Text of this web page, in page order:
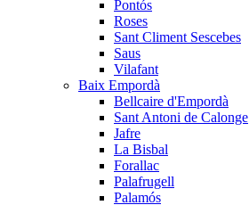
Pontós
Roses
Sant Climent Sescebes
Saus
Vilafant
Baix Empordà
Bellcaire d'Empordà
Sant Antoni de Calonge
Jafre
La Bisbal
Forallac
Palafrugell
Palamós